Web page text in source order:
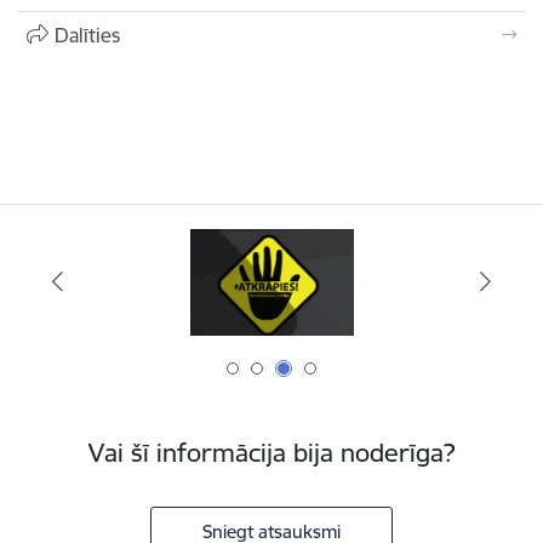
Dalīties
Vai šī informācija bija noderīga?
Sniegt atsauksmi